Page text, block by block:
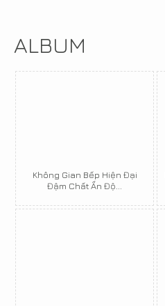
ALBUM
Không Gian Bếp Hiện Đại
Đậm Chất Ấn Độ...